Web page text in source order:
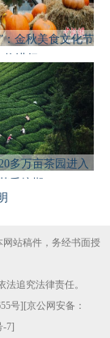
：金秋美食文化节
多万亩茶园进入
站稿件，务经书面授
追究法律责任。
号][京公网安备：
-7]